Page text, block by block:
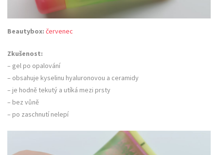
Beautybox: červenec
Zkušenost:
– gel po opalování
– obsahuje kyselinu hyaluronovou a ceramidy
– je hodně tekutý a utíká mezi prsty
– bez vůně
– po zaschnutí nelepí